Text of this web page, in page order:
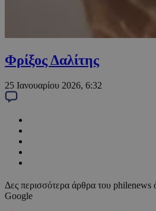
Φρίξος Δαλίτης
25 Ιανουαρίου 2026, 6:32
Δες περισσότερα άρθρα του philenews
Google